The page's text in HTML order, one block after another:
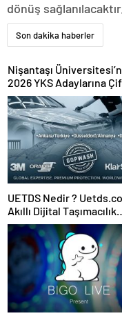
dönüş
Son dakika haberler
Nişantaşı
2026 YKS Adaylarına
Güvence: Sabit Ücret
Kesintisiz Burs
UETDS Nedir ?
Akıllı Dijital Taşımacılık
Yazılımı